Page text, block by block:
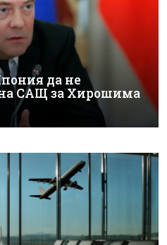
да не
САЩ за Хирошима